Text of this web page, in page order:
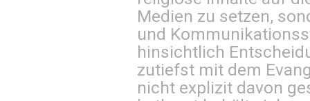
Medien zu setzen,
und
hinsichtlich
zutiefst mit dem
nicht explizit davon